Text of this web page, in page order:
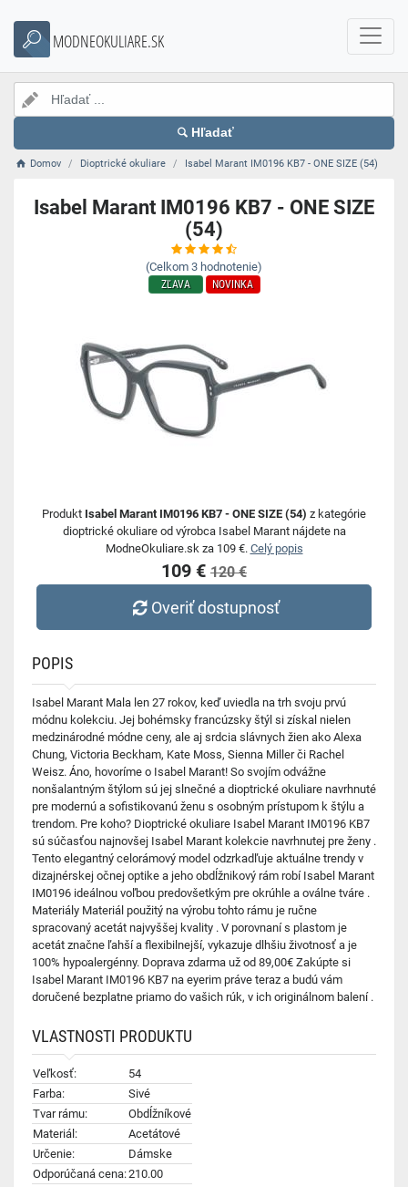
MODNEOKULIARE.SK
Hľadať
Domov Dioptrické okuliare Isabel Marant IM0196 KB7 - ONE SIZE (54)
Isabel Marant IM0196 KB7 - ONE SIZE
(54)
(Celkom 3 hodnotenie)
ZĽAVA NOVINKA
Produkt Isabel Marant IM0196 KB7 - ONE SIZE (54) z kategórie
dioptrické okuliare od výrobca Isabel Marant nájdete na
ModneOkuliare.sk za 109 €. Celý popis
109 € 120 €
Overiť dostupnosť
POPIS
Isabel Marant Mala len 27 rokov, keď uviedla na trh svoju prvú
módnu kolekciu. Jej bohémsky francúzsky štýl si získal nielen
medzinárodné módne ceny, ale aj srdcia slávnych žien ako Alexa
Chung, Victoria Beckham, Kate Moss, Sienna Miller či Rachel
Weisz. Áno, hovoríme o Isabel Marant! So svojím odvážne
nonšalantným štýlom sú jej slnečné a dioptrické okuliare navrhnuté
pre modernú a sofistikovanú ženu s osobným prístupom k štýlu a
trendom. Pre koho? Dioptrické okuliare Isabel Marant IM0196 KB7
sú súčasťou najnovšej Isabel Marant kolekcie navrhnutej pre ženy .
Tento elegantný celorámový model odzrkadľuje aktuálne trendy v
dizajnérskej očnej optike a jeho obdĺžnikový rám robí Isabel Marant
IM0196 ideálnou voľbou predovšetkým pre okrúhle a oválne tváre .
Materiály Materiál použitý na výrobu tohto rámu je ručne
spracovaný acetát najvyššej kvality . V porovnaní s plastom je
acetát značne ľahší a flexibilnejší, vykazuje dlhšiu životnosť a je
100% hypoalergénny. Doprava zdarma už od 89,00€ Zakúpte si
Isabel Marant IM0196 KB7 na eyerim práve teraz a budú vám
doručené bezplatne priamo do vašich rúk, v ich originálnom balení .
VLASTNOSTI PRODUKTU
Veľkosť:
54
Farba:
Sivé
Tvar rámu:
Obdĺžníkové
Materiál:
Acetátové
Určenie:
Dámske
Odporúčaná cena:210.00